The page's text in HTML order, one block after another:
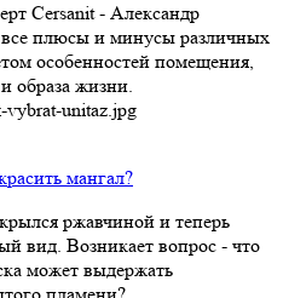
Cersanit - Александр
плюсы и минусы различных
особенностей помещения,
образа жизни.
мангал?
ржавчиной и теперь
вид. Возникает вопрос - что
может выдержать